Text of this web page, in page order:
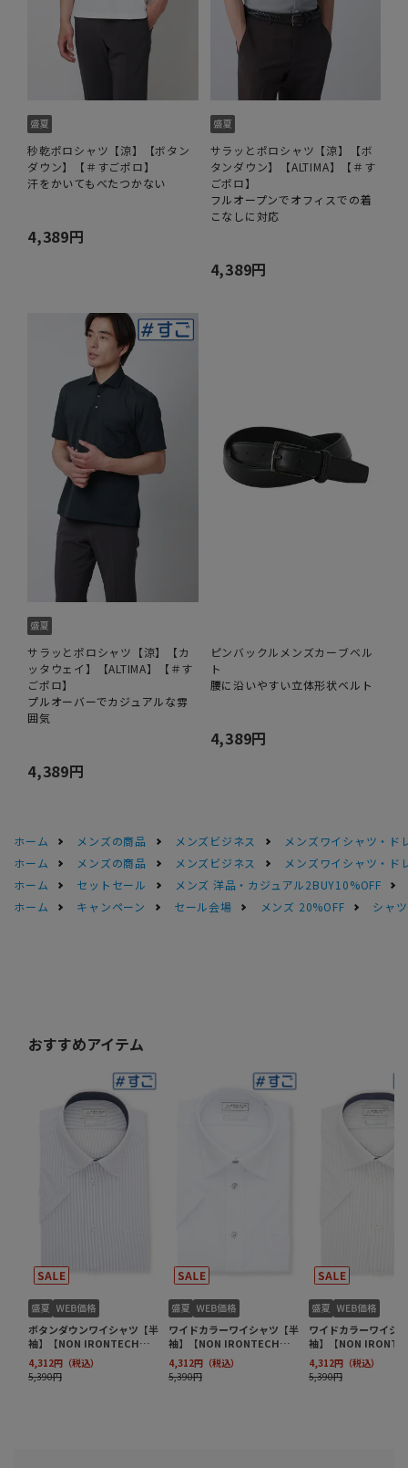
秒乾ポロシャツ【涼】【ボタン
ダウン】【＃すごポロ】
汗をかいてもべたつかない
4,389円
サラッとポロシャツ【涼】【ボ
タンダウン】【ALTIMA】【＃す
ごポロ】
フルオープンでオフィスでの着
こなしに対応
4,389円
サラッとポロシャツ【涼】【カ
ッタウェイ】【ALTIMA】【＃す
ごポロ】
プルオーバーでカジュアルな雰
囲気
4,389円
ピンバックルメンズカーブベル
ト
腰に沿いやすい立体形状ベルト
4,389円
ホーム メンズの商品 メンズビジネス
メンズワイシャツ・ド
ホーム
メンズの商品 メンズビジネス
メンズワイシャツ・ド
ホーム
セットセール
メンズ 洋品・カジュアル2BUY10%OFF
ホーム
キャンペーン セール会場 メンズ 20%OFF シャ